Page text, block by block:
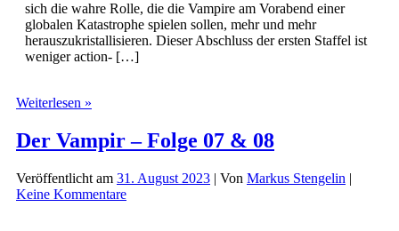
sich die wahre Rolle, die die Vampire am Vorabend einer
globalen Katastrophe spielen sollen, mehr und mehr
herauszukristallisieren. Dieser Abschluss der ersten Staffel ist
weniger action- […]
Weiterlesen »
Folge
09
10
Der Vampir – Folge 07 & 08
Veröffentlicht am 31. August 2023 | Von Markus Stengelin |
Keine Kommentare